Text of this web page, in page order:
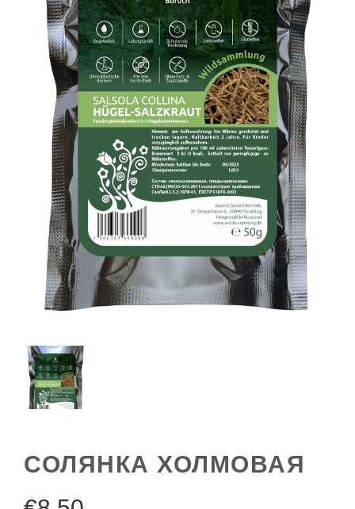
СОЛЯНКА ХОЛМОВАЯ